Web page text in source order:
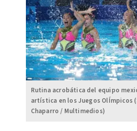
Rutina acrobática del equipo
artística en los Juegos OlÍmpicos
Chaparro / Multimedios)